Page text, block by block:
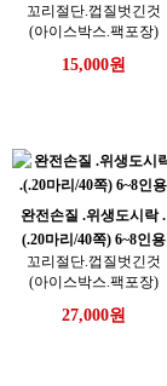
꼬리절단.껍질벗긴것
(아이스박스.팩포장)
15,000원
완전손질 .위생도시락 .
(.20마리/40쪽) 6~8인용
꼬리절단.껍질벗긴것
(아이스박스.팩포장)
27,000원